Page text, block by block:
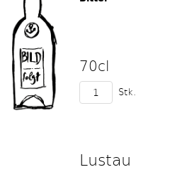
70cl
Stk.
Lustau